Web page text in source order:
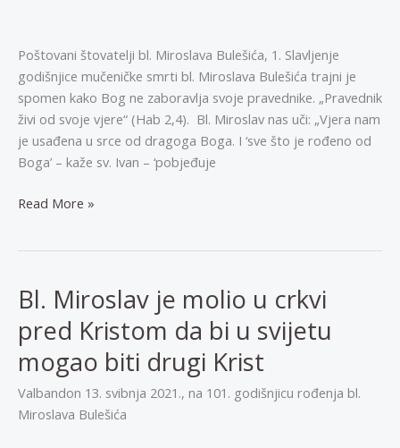
Poštovani štovatelji bl. Miroslava Bulešića, 1. Slavljenje
godišnjice mučeničke smrti bl. Miroslava Bulešića trajni je
spomen kako Bog ne zaboravlja svoje pravednike. „Pravednik
živi od svoje vjere“ (Hab 2,4). Bl. Miroslav nas uči: „Vjera nam
je usađena u srce od dragoga Boga. I ‘sve što je rođeno od
Boga’ – kaže sv. Ivan – ‘pobjeđuje
Poruka
obljetnicu
mučeništva
bl.
Miroslava
Bulešića
Read More »
Bl. Miroslav je molio u crkvi
pred Kristom da bi u svijetu
mogao biti drugi Krist
Valbandon 13. svibnja 2021., na 101. godišnjicu rođenja bl.
Miroslava Bulešića